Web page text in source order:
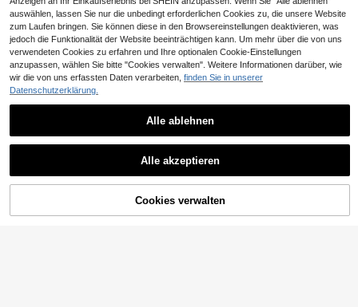
Sorry, dieses Produkt ist ausverkauft.
Ähnliche vorrätige Artikel anzeigen Alle ansehen
AUSVERKAUFT
auswählen, lassen Sie nur die unbedingt erforderlichen Cookies zu, die unsere Website
zum Laufen bringen. Sie können diese in den Browsereinstellungen deaktivieren, was
jedoch die Funktionalität der Website beeinträchtigen kann. Um mehr über die von uns
verwendeten Cookies zu erfahren und Ihre optionalen Cookie-Einstellungen
anzupassen, wählen Sie bitte "Cookies verwalten". Weitere Informationen darüber, wie
wir die von uns erfassten Daten verarbeiten, finden Sie in unserer
Datenschutzerklärung.
Alle ablehnen
Alle akzeptieren
Cookies verwalten